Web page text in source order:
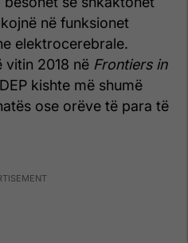
në funksionet
elektrocerebrale.
vitin 2018 në Frontiers in
kishte më shumë
ose orëve të para të